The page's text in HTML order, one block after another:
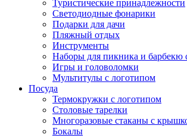
Туристические принадлежности
Светодиодные фонарики
Подарки для дачи
Пляжный отдых
Инструменты
Наборы для пикника и барбекю
Игры и головоломки
Мультитулы с логотипом
Посуда
Термокружки с логотипом
Столовые тарелки
Многоразовые стаканы с
Бокалы